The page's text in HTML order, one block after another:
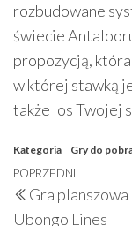
rozbudowane
świecie
propozycją,
w której stawką
także los Twojej
Kategoria Gry do
Nawigacja
wpisu
Poprzedni
wpis
POPRZEDNI
Gra
Ubongo Lines